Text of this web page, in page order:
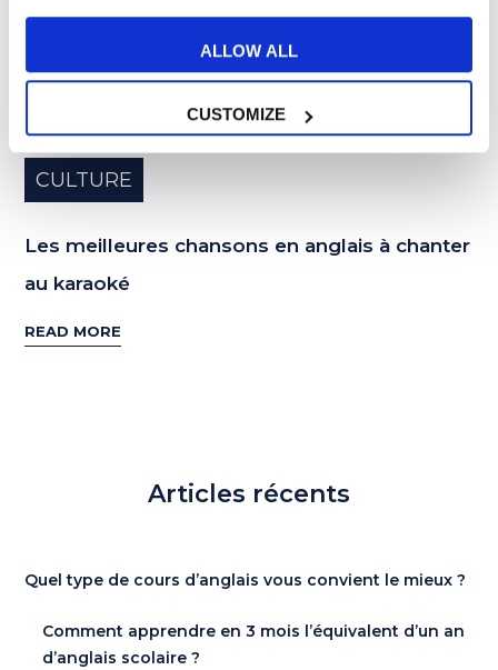
ALLOW ALL
CUSTOMIZE
CULTURE
Les meilleures chansons en anglais à chanter
au karaoké
READ MORE
Articles récents
Quel type de cours d’anglais vous convient le mieux ?
Comment apprendre en 3 mois l’équivalent d’un an
d’anglais scolaire ?